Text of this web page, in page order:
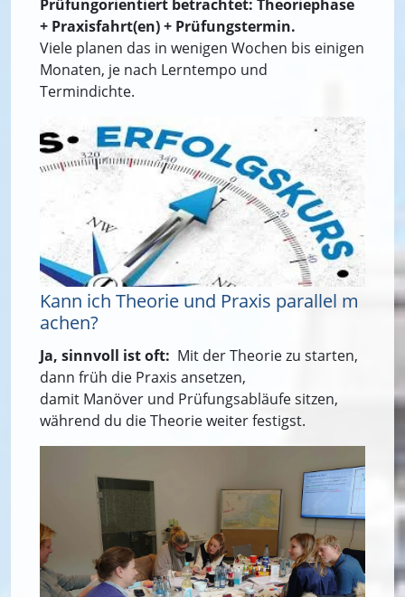
Prüfungorientiert betrachtet: Theoriephase
+ Praxisfahrt(en) + Prüfungstermin.
Viele planen das in wenigen Wochen bis einigen
Monaten, je nach Lerntempo und
Termindichte.
Kann ich Theorie und Praxis parallel m
achen?
Ja, sinnvoll ist oft: Mit der Theorie zu starten,
dann früh die Praxis ansetzen,
damit Manöver und Prüfungsabläufe sitzen,
während du die Theorie weiter festigst.